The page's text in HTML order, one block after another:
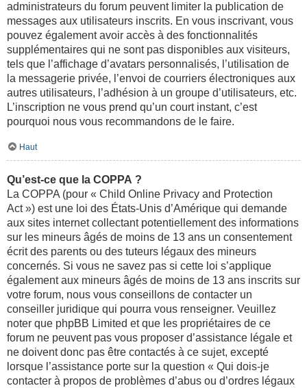
administrateurs du forum peuvent limiter la publication de
messages aux utilisateurs inscrits. En vous inscrivant, vous
pouvez également avoir accès à des fonctionnalités
supplémentaires qui ne sont pas disponibles aux visiteurs,
tels que l’affichage d’avatars personnalisés, l’utilisation de
la messagerie privée, l’envoi de courriers électroniques aux
autres utilisateurs, l’adhésion à un groupe d’utilisateurs, etc.
L’inscription ne vous prend qu’un court instant, c’est
pourquoi nous vous recommandons de le faire.
Haut
Qu’est-ce que la COPPA ?
La COPPA (pour « Child Online Privacy and Protection
Act ») est une loi des États-Unis d’Amérique qui demande
aux sites internet collectant potentiellement des informations
sur les mineurs âgés de moins de 13 ans un consentement
écrit des parents ou des tuteurs légaux des mineurs
concernés. Si vous ne savez pas si cette loi s’applique
également aux mineurs âgés de moins de 13 ans inscrits sur
votre forum, nous vous conseillons de contacter un
conseiller juridique qui pourra vous renseigner. Veuillez
noter que phpBB Limited et que les propriétaires de ce
forum ne peuvent pas vous proposer d’assistance légale et
ne doivent donc pas être contactés à ce sujet, excepté
lorsque l’assistance porte sur la question « Qui dois-je
contacter à propos de problèmes d’abus ou d’ordres légaux